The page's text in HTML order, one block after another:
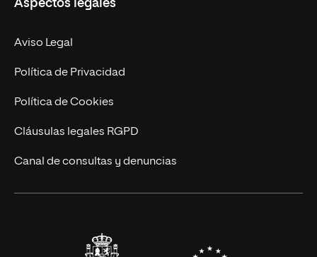
Doctorados
Experto Universitario
Postgrados
Cursos Universitarios
Facultades
Nuestro Equipo
Trabaja en UNIR
Actualidad
UNIR Revista
Eventos
Aspectos legales
Aviso Legal
Política de Privacidad
Política de Cookies
Cláusulas legales RGPD
Canal de consultas y denuncias